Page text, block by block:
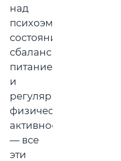
над
психоэмоциональным
состоянием,
сбалансированное
питание
и
регулярная
физическая
активность
— все
эти